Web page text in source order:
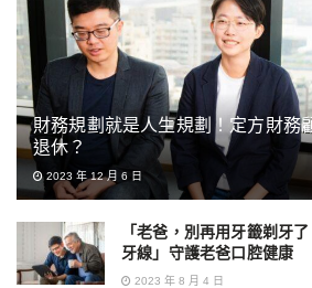
財務規劃就是人生規劃！定方財務
退休？
2023 年 12 月 6 日
「老爸，別再用牙籤剃牙
牙線」守護老爸口腔健康
2023 年 8 月 4 日